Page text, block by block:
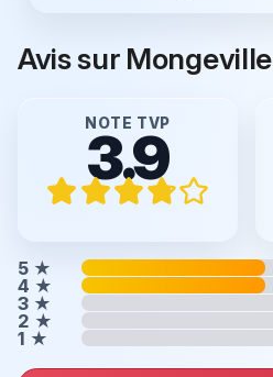
Avis sur Mongeville
NOTE TVP
3.9
5 ★
4 ★
3 ★
2 ★
1 ★